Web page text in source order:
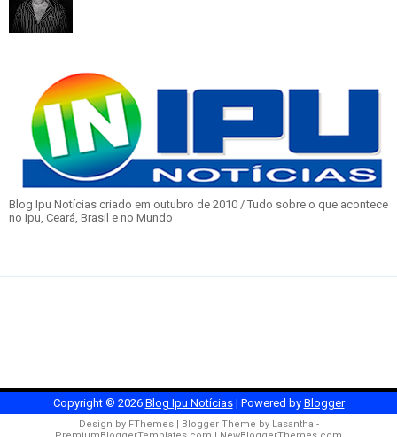
Blog Ipu Notícias criado em outubro de 2010 / Tudo sobre o que acontece
no Ipu, Ceará, Brasil e no Mundo
Copyright © 2026 Blog Ipu Notícias| Powered by Blogger
Design by FThemes| Blogger Theme by Lasantha -